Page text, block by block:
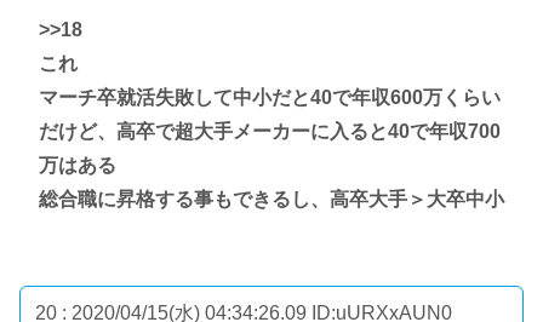
>>18
これ
マーチ卒就活失敗して中小だと40で年収600万くらい
だけど、高卒で超大手メーカーに入ると40で年収700
万はある
総合職に昇格する事もできるし、高卒大手＞大卒中小
20 : 2020/04/15(水) 04:34:26.09 ID:uURXxAUN0